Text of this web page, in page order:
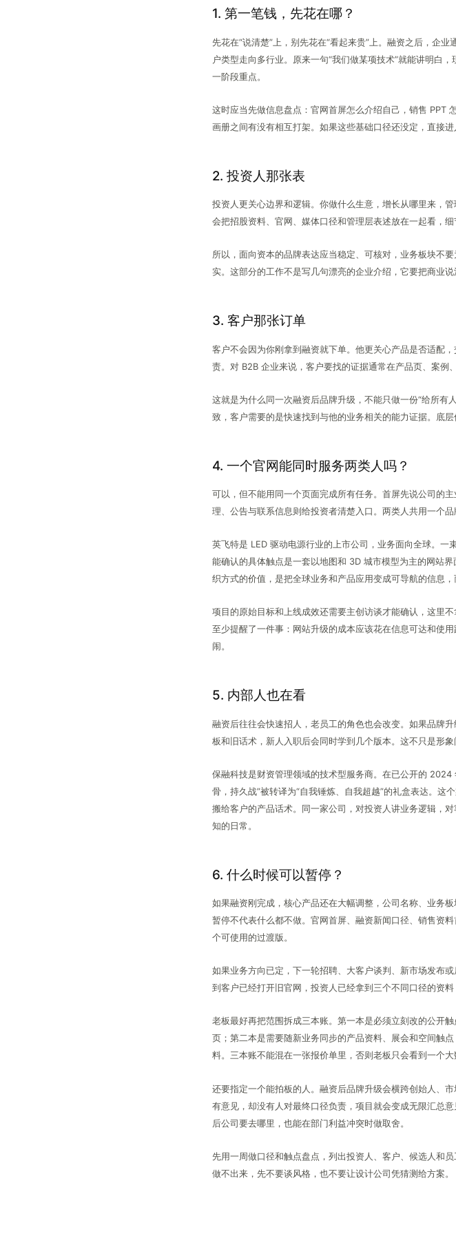
1. 第一笔钱，先花在哪？
先花在“说清楚”上，别先花在“看起来贵”上。融资之后，企
户类型走向多行业。原来一句“我们做某项技术”就能讲明白
一阶段重点。
这时应当先做信息盘点：官网首屏怎么介绍自己，销售 PPT
画册之间有没有相互打架。如果这些基础口径还没定，直接
2. 投资人那张表
投资人更关心边界和逻辑。你做什么生意，增长从哪里来，
会把招股资料、官网、媒体口径和管理层表述放在一起看，细
所以，面向资本的品牌表达应当稳定、可核对，业务板块不
实。这部分的工作不是写几句漂亮的企业介绍，它要把商业说
3. 客户那张订单
客户不会因为你刚拿到融资就下单。他更关心产品是否适配
责。对 B2B 企业来说，客户要找的证据通常在产品页、案例
这就是为什么同一次融资后品牌升级，不能只做一份“给所有
致，客户需要的是快速找到与他的业务相关的能力证据。底层
4. 一个官网能同时服务两类人吗？
可以，但不能用同一个页面完成所有任务。首屏先说公司的
理、公告与联系信息则给投资者清楚入口。两类人共用一个品
英飞特是 LED 驱动电源行业的上市公司，业务面向全球。一
能确认的具体触点是一套以地图和 3D 城市模型为主的网站
织方式的价值，是把全球业务和产品应用变成可导航的信息，
项目的原始目标和上线成效还需要主创访谈才能确认，这里
至少提醒了一件事：网站升级的成本应该花在信息可达和使
闹。
5. 内部人也在看
融资后往往会快速招人，老员工的角色也会改变。如果品牌
板和旧话术，新人入职后会同时学到几个版本。这不只是形
保融科技是财资管理领域的技术型服务商。在已公开的
骨，持久战”被转译为“自我锤炼、自我超越”的礼盒表达。这
搬给客户的产品话术。同一家公司，对投资人讲业务逻辑，
知的日常。
6. 什么时候可以暂停？
如果融资刚完成，核心产品还在大幅调整，公司名称、业务
暂停不代表什么都不做。官网首屏、融资新闻口径、销售资
个可使用的过渡版。
如果业务方向已定，下一轮招聘、大客户谈判、新市场发布
到客户已经打开旧官网，投资人已经拿到三个不同口径的资料
老板最好再把范围拆成三本账。第一本是必须立刻改的公开
页；第二本是需要随新业务同步的产品资料、展会和空间触
料。三本账不能混在一张报价单里，否则老板只会看到一个
还要指定一个能拍板的人。融资后品牌升级会横跨创始人、
有意见，却没有人对最终口径负责，项目就会变成无限汇总
后公司要去哪里，也能在部门利益冲突时做取舍。
先用一周做口径和触点盘点，列出投资人、客户、候选人和
做不出来，先不要谈风格，也不要让设计公司凭猜测给方案。